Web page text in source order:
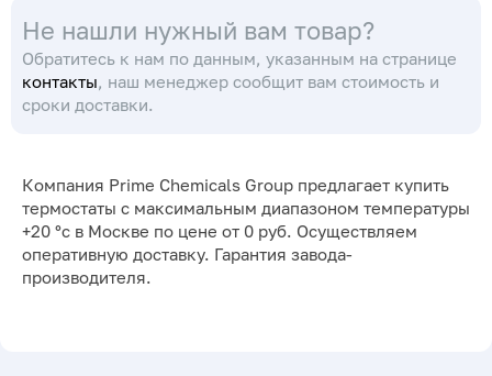
Не нашли нужный вам товар?
Обратитесь к нам по данным, указанным на странице
контакты, наш менеджер сообщит вам стоимость и
сроки доставки.
Компания Prime Chemicals Group предлагает купить
термостаты с максимальным диапазоном температуры
+20 °с в Москве по цене от 0 руб. Осуществляем
оперативную доставку. Гарантия завода-
производителя.